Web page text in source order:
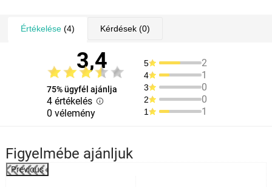
Értékelése(4) Kérdések(0)
3,4
75% ügyfél ajánlja
4 értékelés
0 vélemény
5 2
4 1
3 0
2 0
1 1
Figyelmébe ajánljuk
Previous